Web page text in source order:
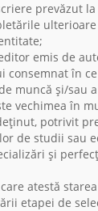
prevăzut
emis de
consemnat în
muncă şi/sau
vechimea în
potrivit
de studii sau
şi
atestă
etapei de